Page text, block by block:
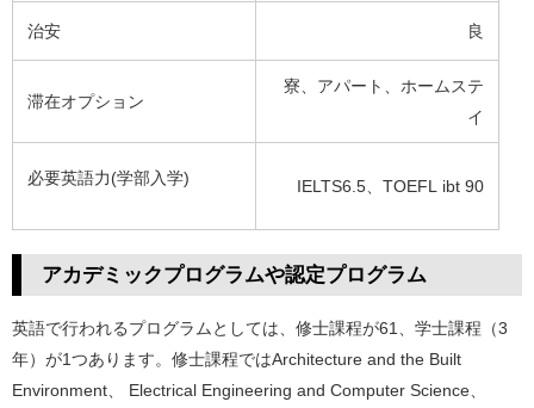
治安 良
滞在オプション
寮、アパート、ホームステ
イ
必要英語力(学部入学) IELTS6.5、TOEFL ibt 90
アカデミックプログラムや認定プログラム
英語で行われるプログラムとしては、修士課程が61、学士課程（3
年）が1つあります。修士課程ではArchitecture and the Built
Environment、 Electrical Engineering and Computer Science、